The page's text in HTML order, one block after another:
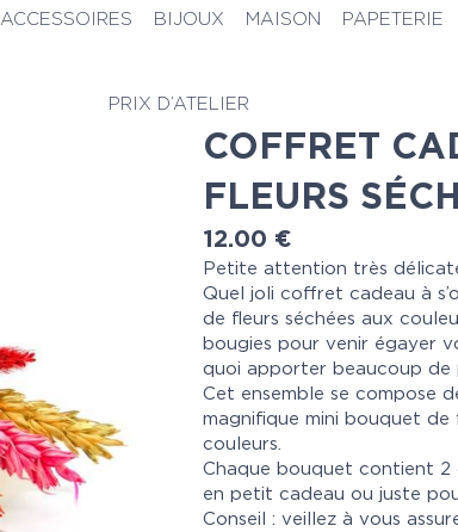
ACCESSOIRES BIJOUX MAISON PAPETERIE
PRIX D’ATELIER
COFFRET
FLEURS
12.00 €
Petite attention très
Quel joli coffret cadeau à
de fleurs séchées aux
bougies pour venir égayer
quoi apporter beaucoup de
Cet ensemble se compose
magnifique mini bouquet de
couleurs.
Chaque bouquet contient 2
en petit cadeau ou juste
Conseil : veillez à vous